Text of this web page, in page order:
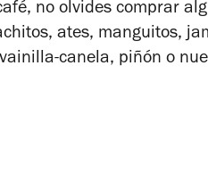
no olvides comprar
ates, manguitos,
canela, piñón o